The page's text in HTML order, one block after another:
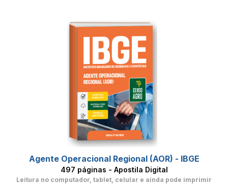
Agente Operacional Regional (AOR) - IBGE
497 páginas - Apostila Digital
Leitura no computador, tablet, celular e ainda pode imprimir